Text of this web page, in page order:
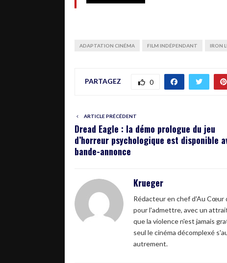
ADAPTATION CINÉMA FILM INDÉPENDANT IRON
PARTAGEZ 0
ARTICLE PRÉCÉDENT
Dread Eagle : la démo prologue du jeu
d’horreur psychologique est disponible
bande-annonce
Krueger
Rédacteur en chef d'Au Cœur
pour l'admettre, avec un
que la violence n'est jamais
seul le cinéma décomplexé
autrement.